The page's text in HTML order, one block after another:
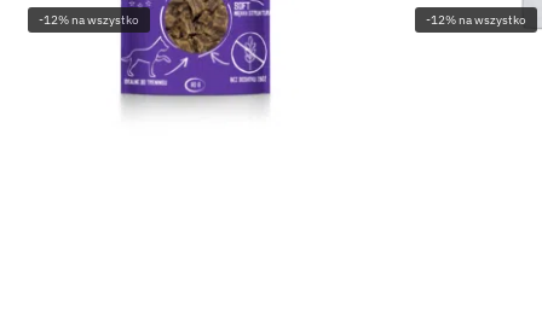
-12% na wszystko -12% na wszystko